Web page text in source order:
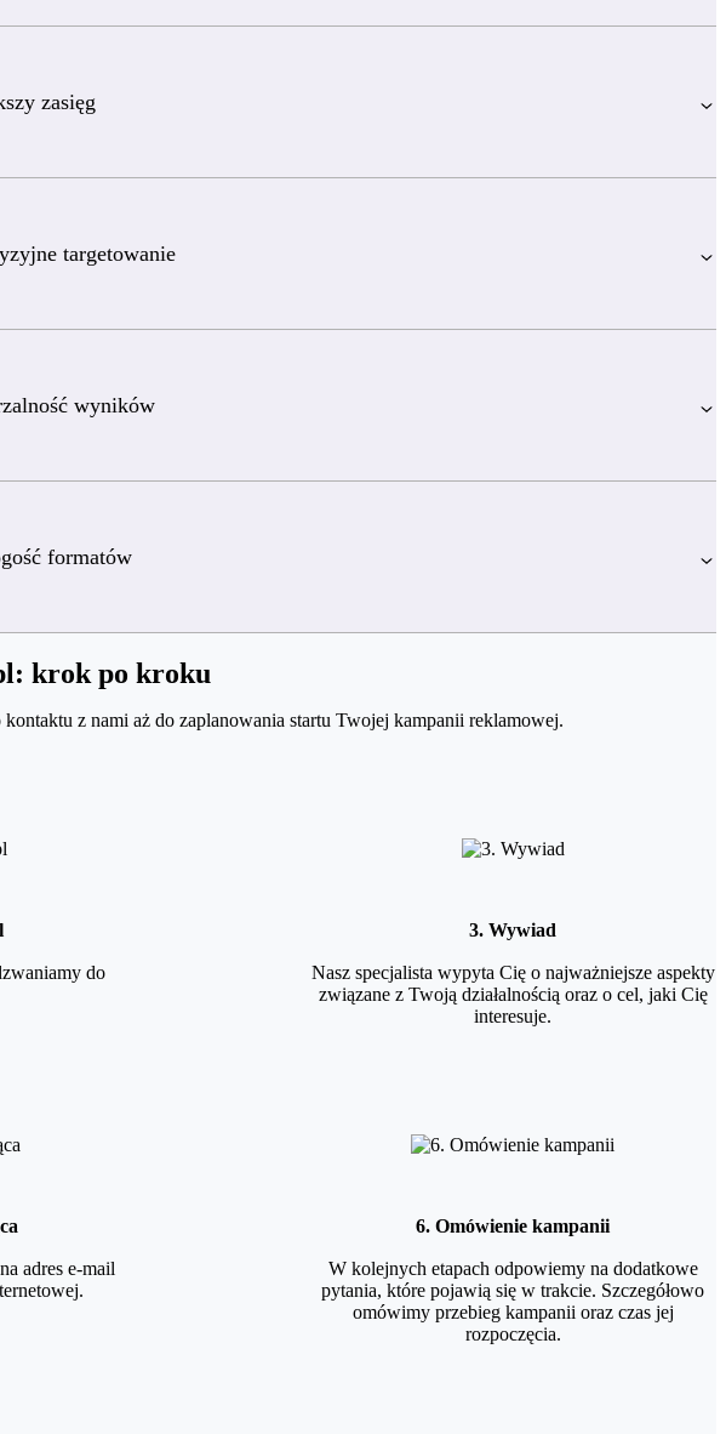
zasięg
targetowanie
wyników
formatów
krok po kroku
z nami aż do zaplanowania startu Twojej kampanii reklamowej.
do
3. Wywiad
Nasz specjalista wypyta Cię o najważniejsze aspekty
związane z Twoją działalnością oraz o cel, jaki Cię
interesuje.
adres e-mail
6. Omówienie kampanii
W kolejnych etapach odpowiemy na dodatkowe
pytania, które pojawią się w trakcie. Szczegółowo
omówimy przebieg kampanii oraz czas jej
rozpoczęcia.